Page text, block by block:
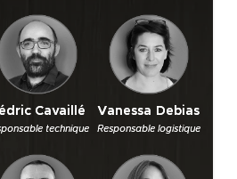
Cavaillé
technique
Vanessa Debias
Responsable logistique